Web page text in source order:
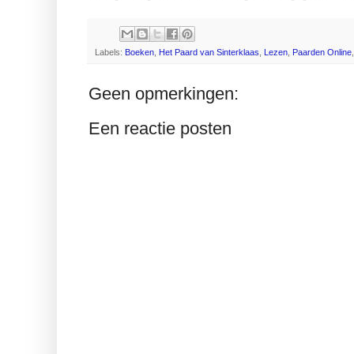
Labels: Boeken Het Paard van Sinterklaas Lezen Paarden Online
Geen opmerkingen:
Een reactie posten